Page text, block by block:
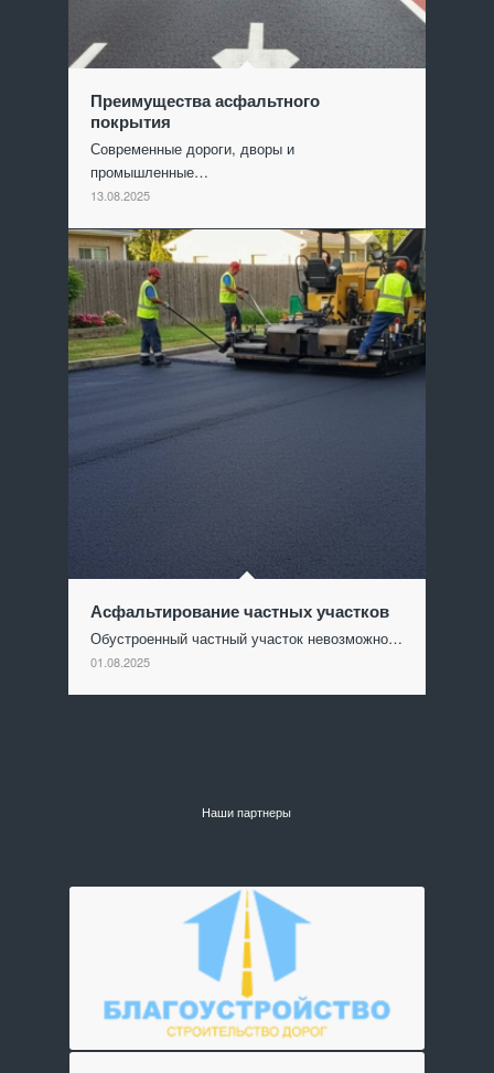
Преимущества асфальтного
покрытия
Современные дороги, дворы и
промышленные…
13.08.2025
Асфальтирование частных участков
Обустроенный частный участок невозможно…
01.08.2025
Наши партнеры